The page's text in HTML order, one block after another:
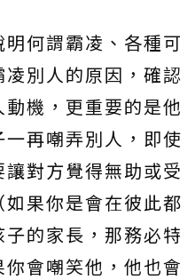
何謂霸凌、各種可
別人的原因，確認
機，更重要的是他
再嘲弄別人，即使
對方覺得無助或受
果你是會在彼此都
的家長，那務必特
會嘲笑他，他也會